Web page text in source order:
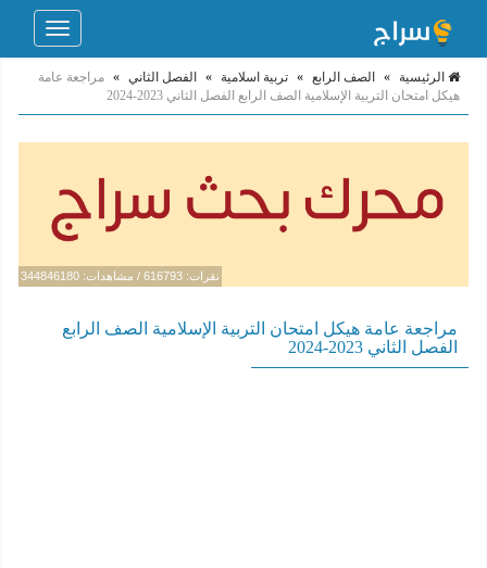
Toggle
الرئيسية » الصف الرابع » تربية اسلامية » الفصل الثاني » مراجعة عامة
هيكل امتحان التربية الإسلامية الصف الرابع الفصل الثاني 2023-2024
نقرات: 616793 / مشاهدات: 344846180
مراجعة عامة هيكل امتحان التربية الإسلامية الصف الرابع
الفصل الثاني 2023-2024